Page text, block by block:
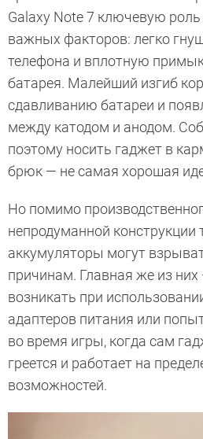
Galaxy Note 7 ключевую
важных факторов: легко
телефона и вплотную
батарея. Малейший изгиб
сдавливанию батареи и
между катодом и анодом.
поэтому носить гаджет в
брюк — не самая хорошая
Но помимо
непродуманной конструкции
аккумуляторы могут
причинам. Главная же из
возникать при
адаптеров питания или
во время игры, когда сам
греется и работает на
возможностей.